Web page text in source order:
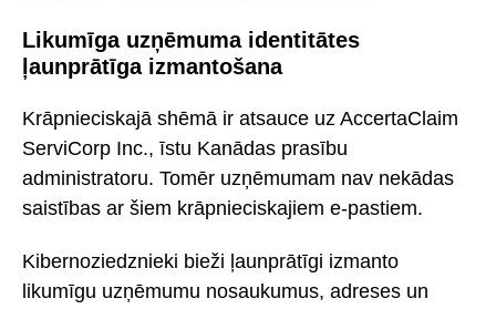
Likumīga uzņēmuma identitātes
ļaunprātīga izmantošana
Krāpnieciskajā shēmā ir atsauce uz AccertaClaim
ServiCorp Inc., īstu Kanādas prasību
administratoru. Tomēr uzņēmumam nav nekādas
saistības ar šiem krāpnieciskajiem e-pastiem.
Kibernoziedznieki bieži ļaunprātīgi izmanto
likumīgu uzņēmumu nosaukumus, adreses un